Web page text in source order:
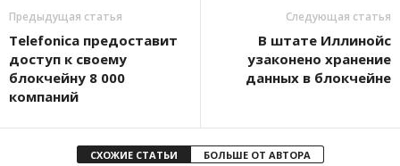
Предыдущая статья
Telefonica предоставит
доступ к своему
блокчейну 8 000
компаний
Следующая статья
В штате Иллинойс
узаконено хранение
данных в блокчейне
СХОЖИЕ СТАТЬИ БОЛЬШЕ ОТ АВТОРА